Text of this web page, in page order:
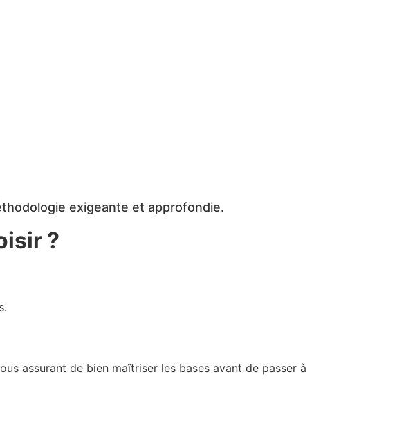
exigeante et approfondie.
?
assurant de bien maîtriser les bases avant de passer à